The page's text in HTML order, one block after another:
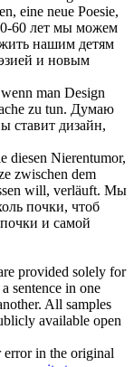
eine neue Poesie,
60 лет мы можем
нашим детям
и новым
man Design
zu tun. Думаю
ставит дизайн,
diesen Nierentumor,
zwischen dem
will, verläuft. Мы
почки, чтоб
и самой
provided solely for
sentence in one
All samples
available open
in the original